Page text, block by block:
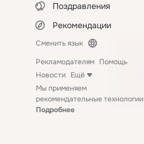
Поздравления
Рекомендации
Сменить язык
Рекламодателям Помощь
Новости Ещё
Мы применяем
рекомендательные технологии
Подробнее